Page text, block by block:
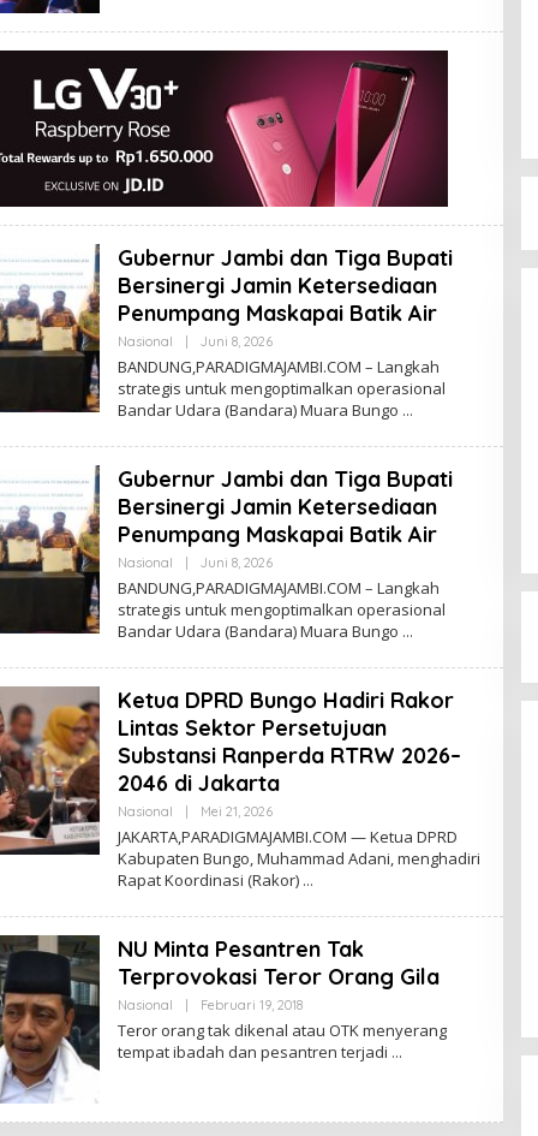
M
A
Gubernur Jambi dan Tiga Bupati
Bersinergi Jamin Ketersediaan
Penumpang Maskapai Batik Air
Nasional | Juni 8, 2026O
E
H
D
A
BANDUNG,PARADIGMAJAMBI.COM – Langkah
strategis untuk mengoptimalkan operasional
Bandar Udara (Bandara) Muara Bungo
Gubernur Jambi dan Tiga Bupati
Bersinergi Jamin Ketersediaan
Penumpang Maskapai Batik Air
Nasional | Juni 8, 2026O
E
H
D
A
BANDUNG,PARADIGMAJAMBI.COM – Langkah
strategis untuk mengoptimalkan operasional
Bandar Udara (Bandara) Muara Bungo
Ketua DPRD Bungo Hadiri Rakor
Lintas Sektor Persetujuan
Substansi Ranperda RTRW 2026–
2046 di Jakarta
Nasional | Mei 21, 2026O
E
H
D
A
JAKARTA,PARADIGMAJAMBI.COM — Ketua DPRD
Kabupaten Bungo, Muhammad Adani, menghadiri
Rapat Koordinasi (Rakor)
NU Minta Pesantren Tak
Terprovokasi Teror Orang Gila
Nasional | Februari 19, 2018O
E
H
M
Teror orang tak dikenal atau OTK menyerang
tempat ibadah dan pesantren terjadi
115 Kepala Sekolah SD dan SMP di
Kabupaten Bungo Segera Diroling
Di ADVETORIAL, KRIMINAL, PENDIDIKAN,
POLITIK
| Juni 4, 2026